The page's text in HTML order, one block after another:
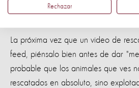
Piénsalo dos veces antes
La próxima vez que un video de
feed, piénsalo bien antes de dar
probable que los animales que ves
rescatados en absoluto, sino
Rechazar